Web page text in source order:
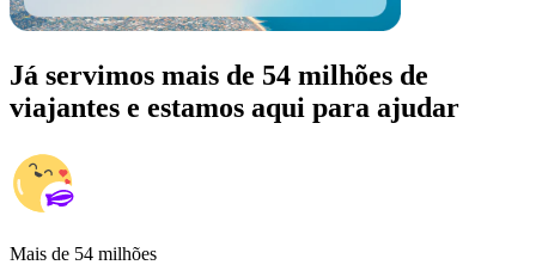
Já servimos mais de 54 milhões de
viajantes e estamos aqui para ajudar
Mais de 54 milhões